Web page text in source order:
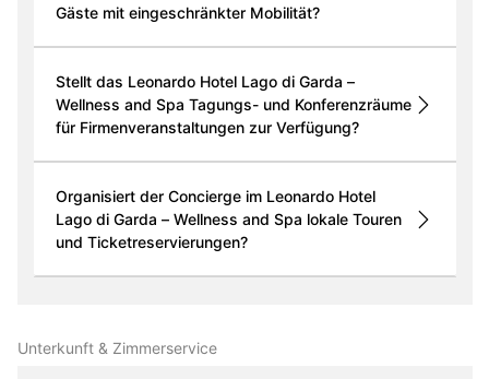
Gäste mit eingeschränkter Mobilität?
Stellt das Leonardo Hotel Lago di Garda –
Wellness and Spa Tagungs- und Konferenzräume
für Firmenveranstaltungen zur Verfügung?
Organisiert der Concierge im Leonardo Hotel
Lago di Garda – Wellness and Spa lokale Touren
und Ticketreservierungen?
Unterkunft & Zimmer­service